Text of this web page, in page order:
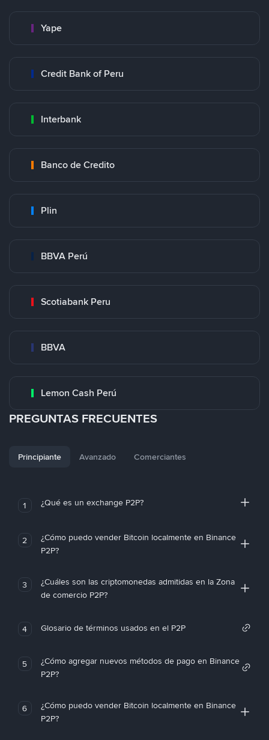
Yape
Credit Bank of Peru
Interbank
Banco de Credito
Plin
BBVA Perú
Scotiabank Peru
BBVA
Lemon Cash Perú
PREGUNTAS FRECUENTES
Principiante Avanzado Comerciantes
1 ¿Qué es un exchange P2P?
2
¿Cómo puedo vender Bitcoin localmente en Binance
P2P?
3
¿Cuáles son las criptomonedas admitidas en la Zona
de comercio P2P?
4 Glosario de términos usados en el P2P
5
¿Cómo agregar nuevos métodos de pago en Binance
P2P?
6
¿Cómo puedo vender Bitcoin localmente en Binance
P2P?